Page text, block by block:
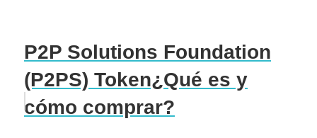
P2P Solutions Foundation
(P2PS) Token¿Qué es y
cómo comprar?